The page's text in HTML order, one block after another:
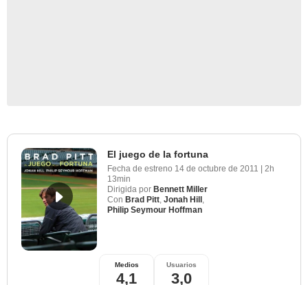
El juego de la fortuna
Fecha de estreno 14 de octubre de 2011 | 2h
13min
Dirigida por Bennett Miller
Con Brad Pitt Jonah Hill
Philip Seymour Hoffman
Medios
4,1
Usuarios
3,0